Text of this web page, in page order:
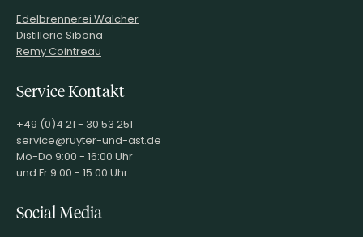
Edelbrennerei Walcher
Distillerie Sibona
Remy Cointreau
Service Kontakt
+49 (0)4 21 - 30 53 251
service@ruyter-und-ast.de
Mo-Do 9:00 - 16:00 Uhr
und Fr 9:00 - 15:00 Uhr
Social Media